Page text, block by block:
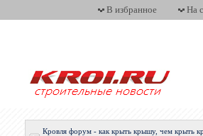
В избранное На
Кровля форум - как крыть крышу, чем крыть